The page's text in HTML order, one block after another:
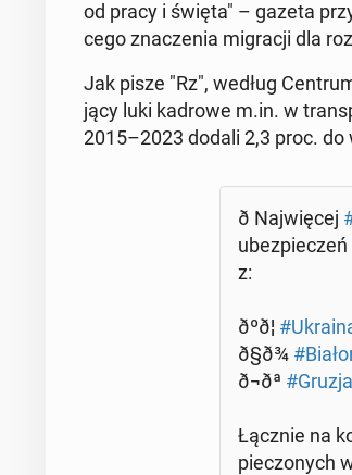
od pracy i święta" – gazeta
ce­go zna­cze­nia mi­gra­cji dla
Jak pisze "Rz", według
ją­cy luki kadrowe m.in. w
2015–2023 dodali 2,3 proc.
ð Naj­wię­cej
z:
ðºð¦
ð§ð¾
ð¬ðª #Gruzja
Łącznie na
pie­czo­nych